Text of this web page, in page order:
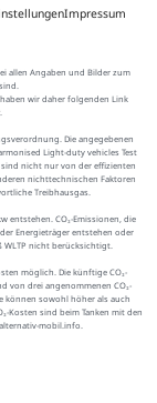
Impressum
allen Angaben und Bilder zum
wir daher folgenden Link
.
Die angegebenen
Light-duty vehicles Test
nicht nur von der effizienten
nichttechnischen Faktoren
Treibhausgas.
entstehen. CO₂-Emissionen, die
Energieträger entstehen oder
WLTP nicht berücksichtigt.
möglich. Die künftige CO₂-
von drei angenommenen CO₂-
können sowohl höher als auch
Kosten sind beim Tanken mit den
mobil.info.